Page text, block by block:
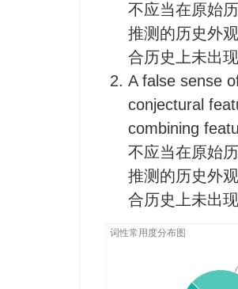
不应当在原始
推测的历史外
合历史上未出
A false sense
conjectural
combining
不应当在原始
推测的历史外
合历史上未出
词性常用度分布图